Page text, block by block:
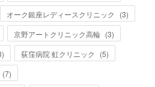
オーク銀座レディースクリニック (3)
京野アートクリニック高輪 (3)
) 荻窪病院 虹クリニック (5)
(7)